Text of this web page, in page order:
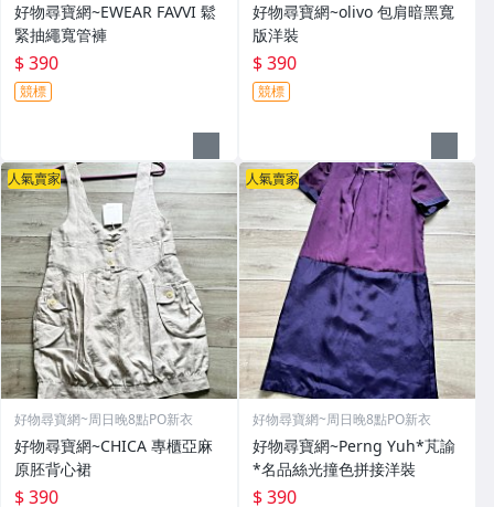
好物尋寶網~EWEAR FAVVI 鬆
緊抽繩寬管褲
$ 390
競標
好物尋寶網~olivo 包肩暗黑寬
版洋裝
$ 390
競標
人氣賣家
好物尋寶網~周日晚8點PO新衣
好物尋寶網~CHICA 專櫃亞麻
原胚背心裙
$ 390
人氣賣家
好物尋寶網~周日晚8點PO新衣
好物尋寶網~Perng Yuh*芃諭
*名品絲光撞色拼接洋裝
$ 390